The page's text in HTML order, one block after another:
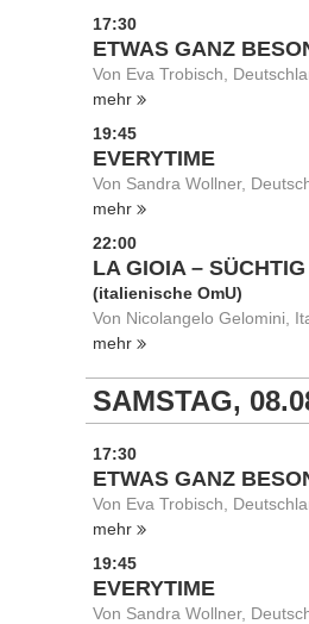
17:30
ETWAS GANZ
Von Eva Trobisch,
mehr
19:45
EVERYTIME
Von Sandra Wollner,
mehr
22:00
LA GIOIA –
(italienische OmU)
Von Nicolangelo Gelomini,
mehr
SAMSTAG,
17:30
ETWAS GANZ
Von Eva Trobisch,
mehr
19:45
EVERYTIME
Von Sandra Wollner,